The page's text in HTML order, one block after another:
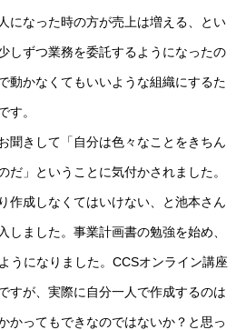
になった時の方が売上は増える、とい
しずつ業務を委託するようになったの
動かなくてもいいような組織にするた
す。
聞きして「自分は色々なことをきちん
だ」ということに気付かされました。
作成しなくてはいけない、と池本さん
しました。事業計画書の勉強を始め、
うになりました。CCSオンライン講座
すが、実際に自分一人で作成するのは
かってもできなのではないか？と思っ